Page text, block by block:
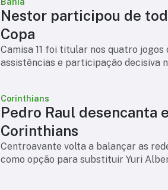
Nestor participou de
Copa
Camisa 11 foi titular nos quatro jogos
assistências e participação decisiva
Corinthians
Pedro Raul desencanta
Corinthians
Centroavante volta a balançar as
como opção para substituir Yuri